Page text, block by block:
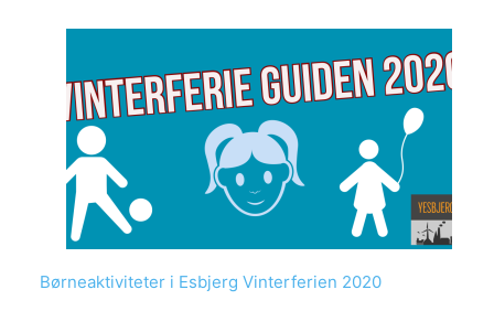
Børneaktiviteter i Esbjerg Vinterferien 2020